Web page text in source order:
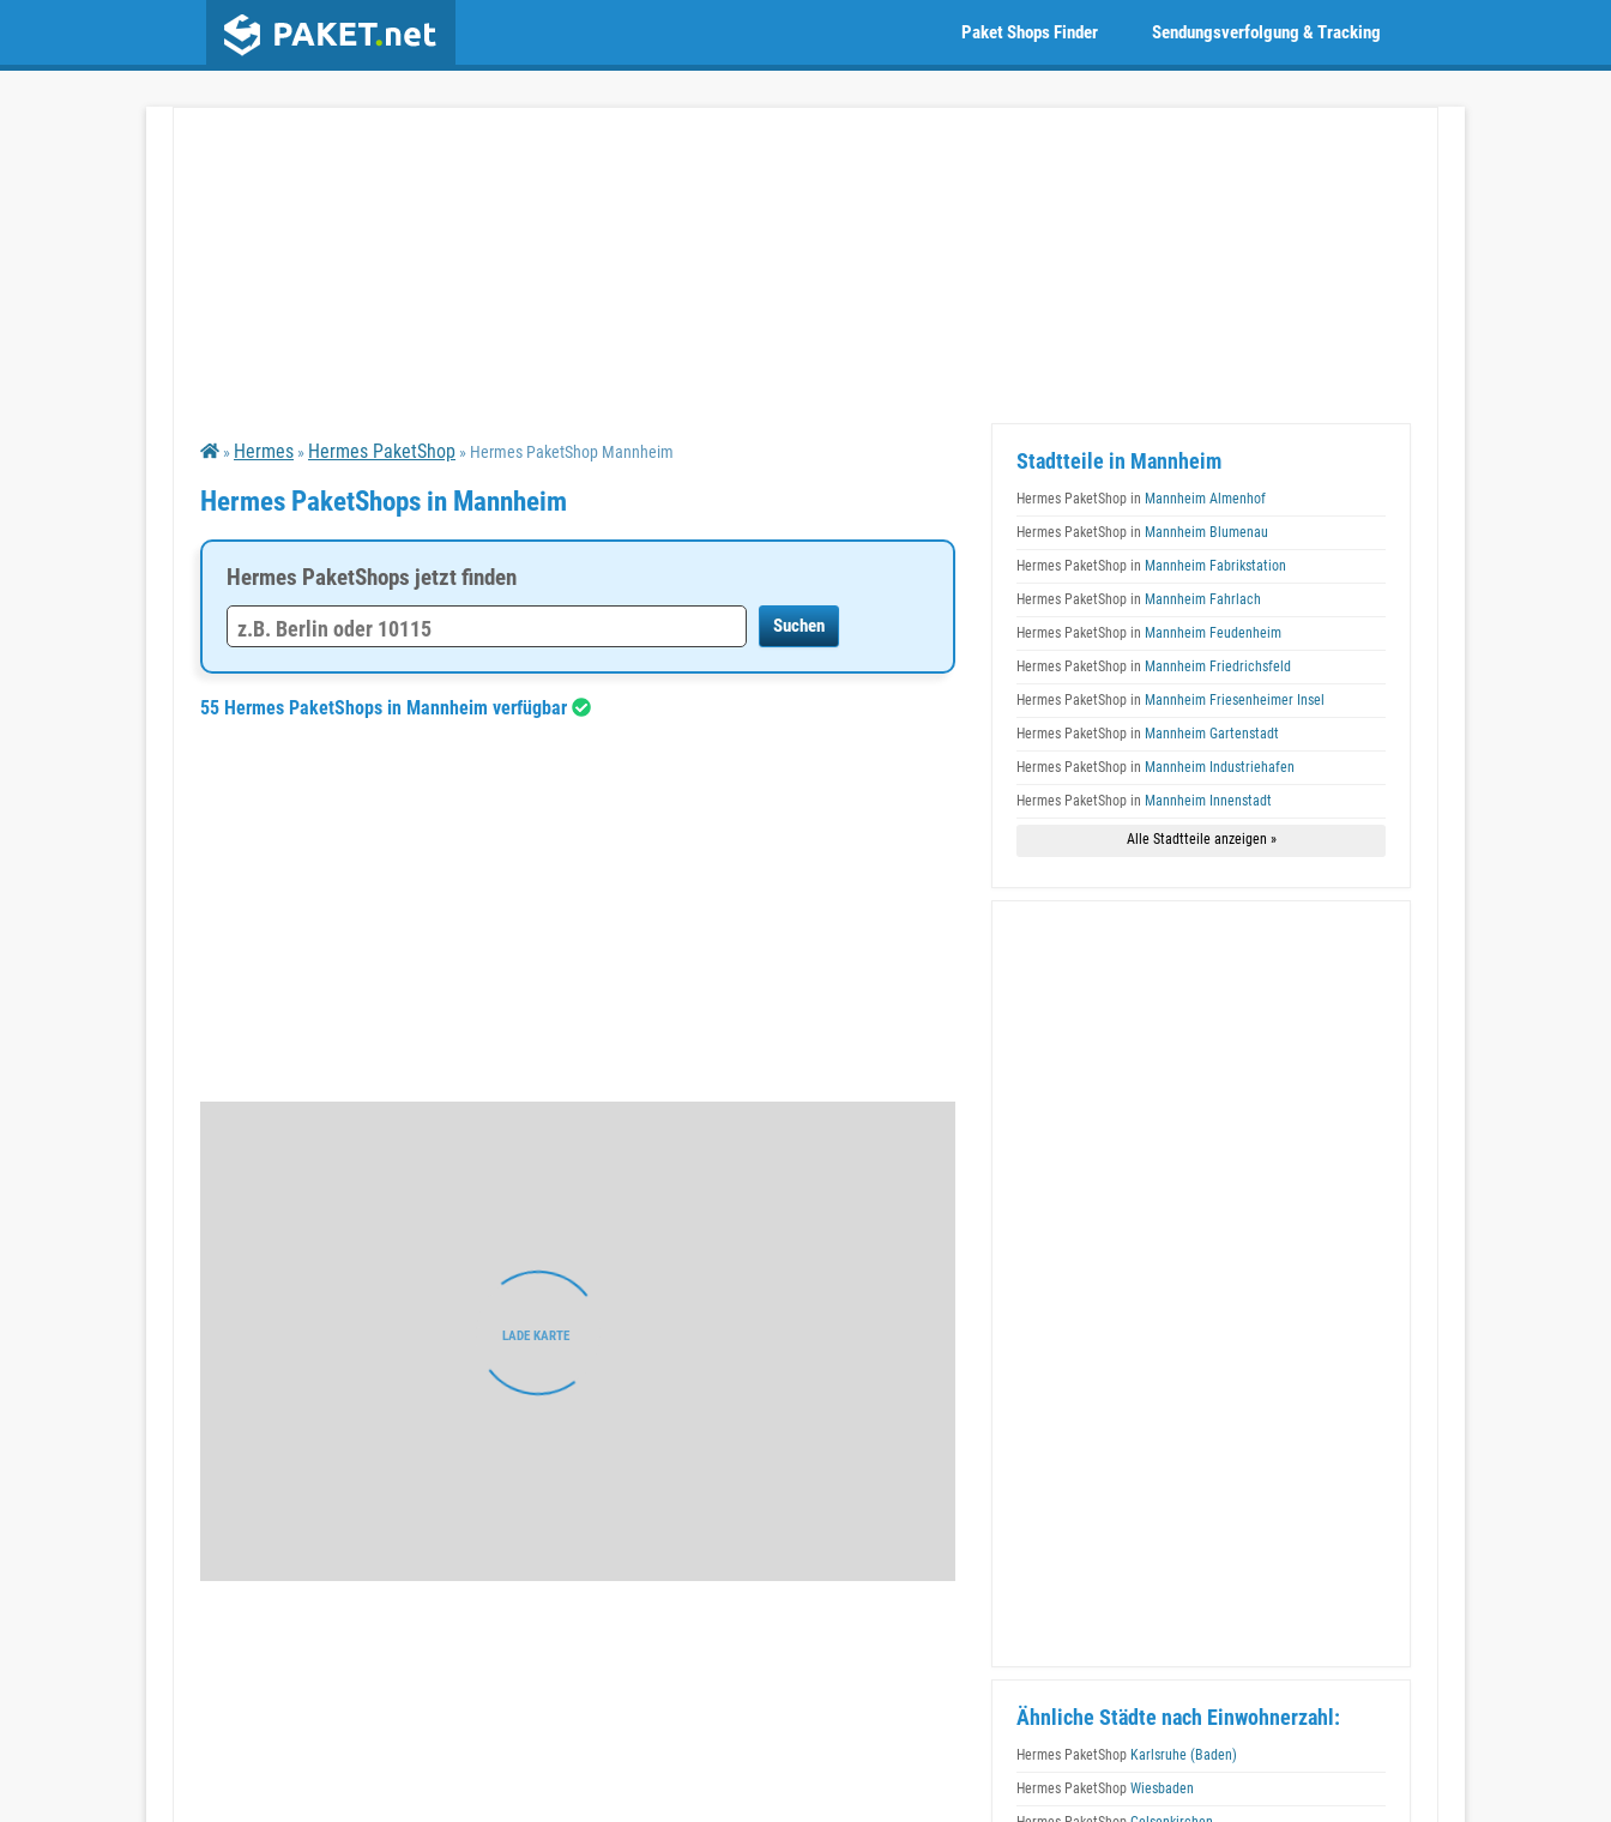
Sendungsverfolgung & Tracking
Paket Shops Finder
» Hermes » Hermes PaketShop » Hermes PaketShop Mannheim
Hermes PaketShops in Mannheim
Hermes PaketShops jetzt finden
55 Hermes PaketShops in Mannheim verfügbar
Stadtteile in Mannheim
Hermes PaketShop in Mannheim Almenhof
Hermes PaketShop in Mannheim Blumenau
Hermes PaketShop in Mannheim Fabrikstation
Hermes PaketShop in Mannheim Fahrlach
Hermes PaketShop in Mannheim Feudenheim
Hermes PaketShop in Mannheim Friedrichsfeld
Hermes PaketShop in Mannheim Friesenheimer Insel
Hermes PaketShop in Mannheim Gartenstadt
Hermes PaketShop in Mannheim Industriehafen
Hermes PaketShop in Mannheim Innenstadt
Alle Stadtteile anzeigen »
Ähnliche Städte nach Einwohnerzahl:
Hermes PaketShop Karlsruhe (Baden)
Hermes PaketShop Wiesbaden